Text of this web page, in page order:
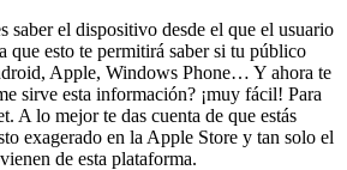
saber el dispositivo desde el que el usuario
que esto te permitirá saber si tu público
Apple, Windows Phone… Y ahora te
sirve esta información? ¡muy fácil! Para
A lo mejor te das cuenta de que estás
exagerado en la Apple Store y tan solo el
de esta plataforma.